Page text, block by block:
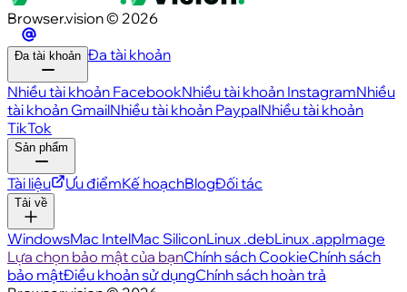
Browser.vision © 2026
Đa tài khoản Đa tài khoản
Nhiều tài khoản FacebookNhiều tài khoản InstagramNhiều
tài khoản GmailNhiều tài khoản PaypalNhiều tài khoản
TikTok
Sản phẩm
Tài liệu Ưu điểmKế hoạchBlogĐối tác
Tải về
WindowsMac IntelMac SiliconLinux .debLinux .appImage
Lựa chọn bảo mật của bạnChính sách CookieChính sách
bảo mậtĐiều khoản sử dụngChính sách hoàn trả